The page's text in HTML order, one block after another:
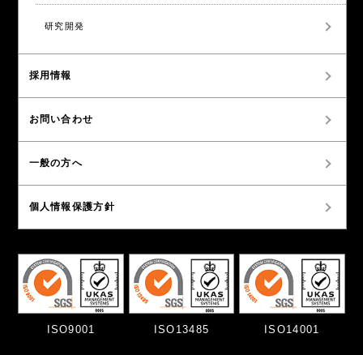
研究開発
採用情報
お問い合わせ
一般の方へ
個人情報保護方針
ISO9001 ISO13485 ISO14001